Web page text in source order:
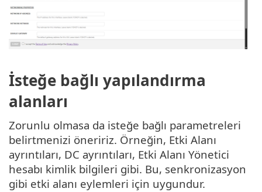
İsteğe bağlı yapılandırma
alanları
Zorunlu olmasa da isteğe bağlı parametreleri
belirtmenizi öneririz. Örneğin, Etki Alanı
ayrıntıları, DC ayrıntıları, Etki Alanı Yönetici
hesabı kimlik bilgileri gibi. Bu, senkronizasyon
gibi etki alanı eylemleri için uygundur.